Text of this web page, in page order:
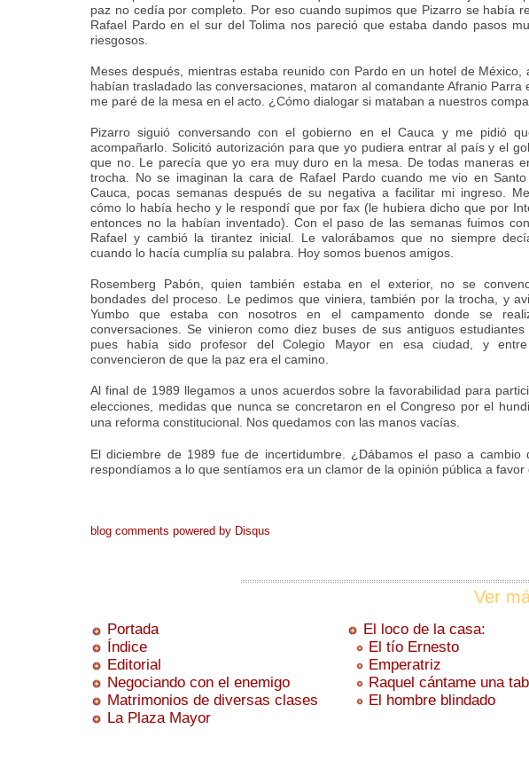
paz no cedía por completo. Por eso cuando supimos que Pizarro se había
Rafael Pardo en el sur del Tolima nos pareció que estaba dando pasos
riesgosos.
Meses después, mientras estaba reunido con Pardo en un hotel de México,
habían trasladado las conversaciones, mataron al comandante Afranio Parra
me paré de la mesa en el acto. ¿Cómo dialogar si mataban a nuestros
Pizarro siguió conversando con el gobierno en el Cauca y me pidió
acompañarlo. Solicitó autorización para que yo pudiera entrar al país y el
que no. Le parecía que yo era muy duro en la mesa. De todas maneras
trocha. No se imaginan la cara de Rafael Pardo cuando me vio en Santo
Cauca, pocas semanas después de su negativa a facilitar mi ingreso.
cómo lo había hecho y le respondí que por fax (le hubiera dicho que por
entonces no la habían inventado). Con el paso de las semanas fuimos
Rafael y cambió la tirantez inicial. Le valorábamos que no siempre
cuando lo hacía cumplía su palabra. Hoy somos buenos amigos.
Rosemberg Pabón, quien también estaba en el exterior, no se
bondades del proceso. Le pedimos que viniera, también por la trocha, y
Yumbo que estaba con nosotros en el campamento donde se
conversaciones. Se vinieron como diez buses de sus antiguos estudiantes
pues había sido profesor del Colegio Mayor en esa ciudad, y
convencieron de que la paz era el camino.
Al final de 1989 llegamos a unos acuerdos sobre la favorabilidad para
elecciones, medidas que nunca se concretaron en el Congreso por el
una reforma constitucional. Nos quedamos con las manos vacías.
El diciembre de 1989 fue de incertidumbre. ¿Dábamos el paso a cambio
respondíamos a lo que sentíamos era un clamor de la opinión pública a favor
blog comments powered by Disqus
Ver
Portada
Índice
Editorial
Negociando con el enemigo
Matrimonios de diversas clases
La Plaza Mayor
El loco de la casa:
El tío Ernesto
Emperatriz
Raquel cántame una
El hombre blindado